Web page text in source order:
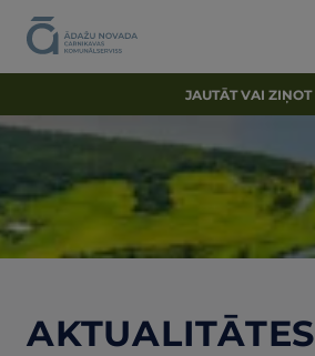
JAUTĀT VAI ZIŅOT
AKTUALITĀTES